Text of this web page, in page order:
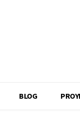
BLOG